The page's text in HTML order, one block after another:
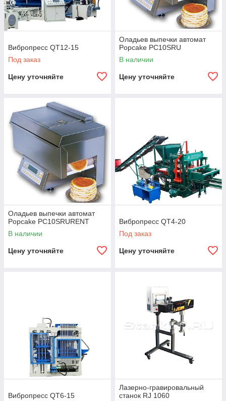
Вибропресс QT12-15
Под заказ
Цену уточняйте
Оладьев выпечки автомат
Popcake PC10SRU
В наличии
Цену уточняйте
Оладьев выпечки автомат
Popcake PC10SRURENT
В наличии
Цену уточняйте
Вибропресс QT4-20
Под заказ
Цену уточняйте
Вибропресс QT6-15
Лазерно-гравировальный
станок RJ 1060